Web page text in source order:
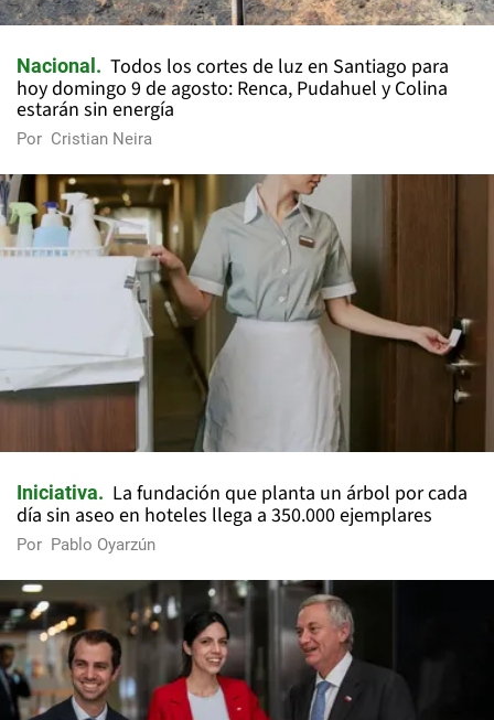
Nacional
Todos los cortes de luz en Santiago para
hoy domingo 9 de agosto: Renca, Pudahuel y Colina
estarán sin energía
Por Cristian Neira
Iniciativa
La fundación que planta un árbol por cada
día sin aseo en hoteles llega a 350.000 ejemplares
Por Pablo Oyarzún